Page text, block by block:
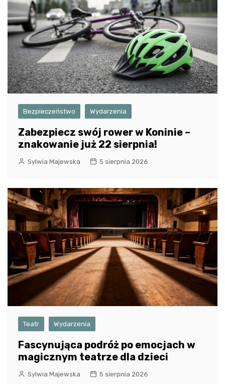
Bezpieczeństwo Wydarzenia
Zabezpiecz swój rower w Koninie –
znakowanie już 22 sierpnia!
Sylwia Majewska 5 sierpnia 2026
Teatr Wydarzenia
Fascynująca podróż po emocjach w
magicznym teatrze dla dzieci
Sylwia Majewska 5 sierpnia 2026